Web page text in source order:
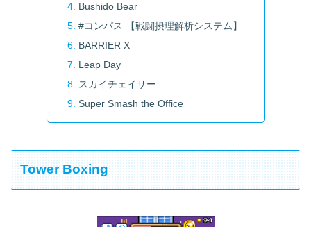
Bushido Bear
#コンパス 【戦闘摂理解析システム】
BARRIER X
Leap Day
スカイチェイサー
Super Smash the Office
Tower Boxing